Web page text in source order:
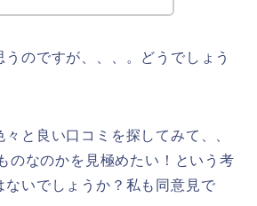
うのですが、、、。どうでしょう
と良い口コミを探してみて、、
のなのかを見極めたい！という考
ないでしょうか？私も同意見で